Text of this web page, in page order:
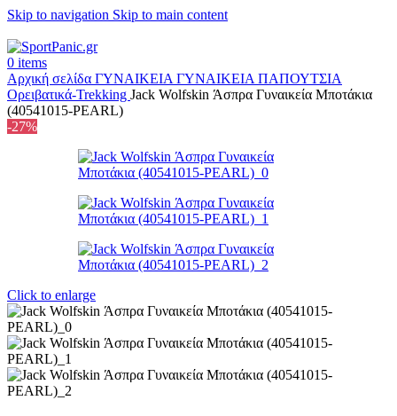
Skip to navigation Skip to main content
0 items
Αρχική σελίδα ΓΥΝΑΙΚΕΙΑ ΓΥΝΑΙΚΕΙΑ ΠΑΠΟΥΤΣΙΑ
Ορειβατικά-Trekking Jack Wolfskin Άσπρα Γυναικεία Μποτάκια
(40541015-PEARL)
-27%
Click to enlarge